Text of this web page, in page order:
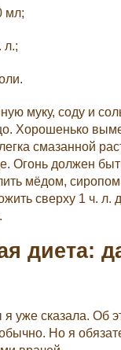
мл;
л.;
муку, соду и
Хорошенько
смазанной
Огонь должен
мёдом,
сверху 1 ч. л.
диета:
уже сказала. Об
Но я